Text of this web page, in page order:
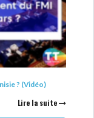
? (Vidéo)
Lire la suite